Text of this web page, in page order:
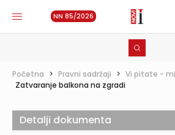
NN 85/2026
Početna > Pravni sadržaji > Vi pitate -
Zatvaranje balkona na zgradi
Detalji dokumenta